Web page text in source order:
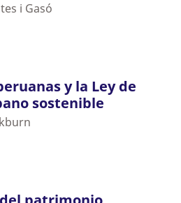
i Gasó
y la Ley de
sostenible